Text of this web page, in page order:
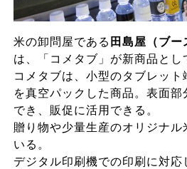
米の卸問屋である 田島屋（ブー
は、「コメタブ」が新商品とし
コメタブは、小型のタブレット
を真空パックした商品。表面
でき、販促に活用できる。
贈り物や少量生産のオリジナル
いる。
デジタル印刷機での印刷に対